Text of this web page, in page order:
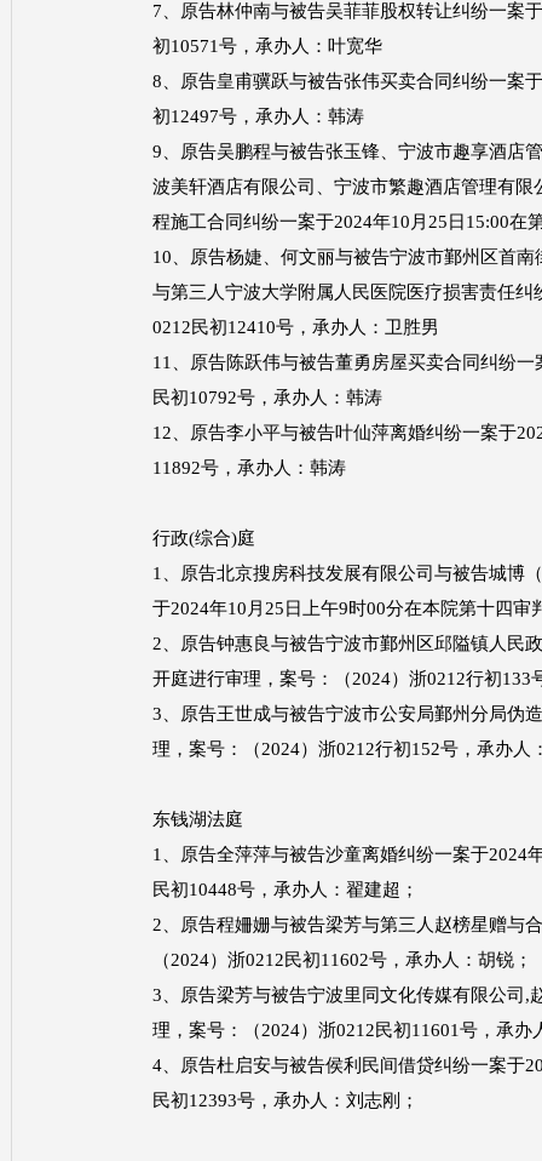
7、原告林仲南与被告吴菲菲股权转让纠纷一案
初10571号，承办人：叶宽华
8、原告皇甫骥跃与被告张伟买卖合同纠纷一案
初12497号，承办人：韩涛
9、原告吴鹏程与被告张玉锋、宁波市趣享酒店
波美轩酒店有限公司、宁波市繁趣酒店管理有
程施工合同纠纷一案于2024年10月25日15:00在
10、原告杨婕、何文丽与被告宁波市鄞州区首
与第三人宁波大学附属人民医院医疗损害责任
0212民初12410号，承办人：卫胜男
11、原告陈跃伟与被告董勇房屋买卖合同纠纷
民初10792号，承办人：韩涛
12、原告李小平与被告叶仙萍离婚纠纷一案于
11892号，承办人：韩涛
行政(综合)庭
1、原告北京搜房科技发展有限公司与被告城博
于2024年10月25日上午9时00分在本院第十四
2、原告钟惠良与被告宁波市鄞州区邱隘镇人民
开庭进行审理，案号：（2024）浙0212行初133
3、原告王世成与被告宁波市公安局鄞州分局伪
理，案号：（2024）浙0212行初152号，承办人
东钱湖法庭
1、原告全萍萍与被告沙童离婚纠纷一案于2024
民初10448号，承办人：翟建超；
2、原告程姍姗与被告梁芳与第三人赵榜星赠与
（2024）浙0212民初11602号，承办人：胡锐；
3、原告梁芳与被告宁波里同文化传媒有限公司,
理，案号：（2024）浙0212民初11601号，承办
4、原告杜启安与被告侯利民间借贷纠纷一案于
民初12393号，承办人：刘志刚；